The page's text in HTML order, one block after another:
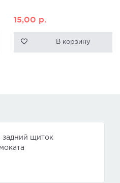
15,00 р.
В корзину
задний щиток